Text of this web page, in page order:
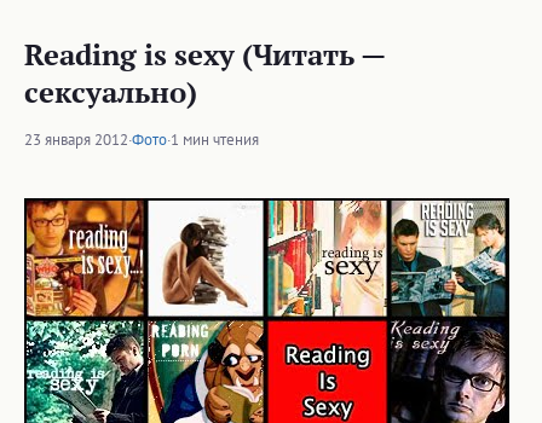
Reading is sexy (Читать —
сексуально)
23 января 2012·Фото·1 мин чтения